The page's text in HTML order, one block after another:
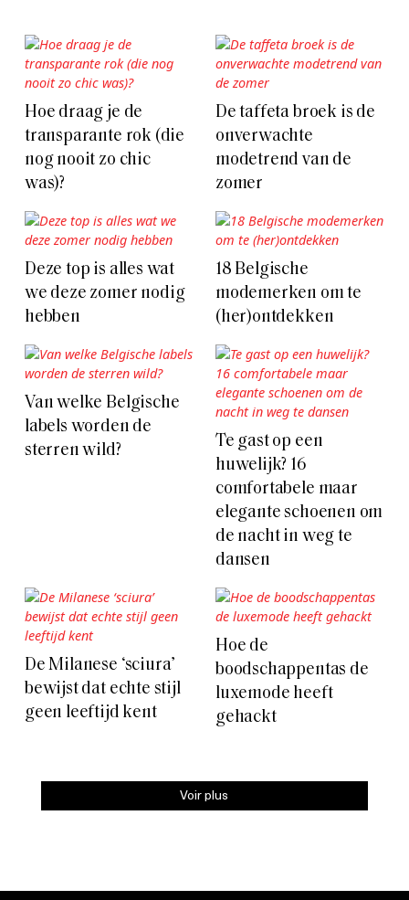
Hoe draag je de
transparante rok (die
nog nooit zo chic
was)?
De taffeta broek is de
onverwachte
modetrend van de
zomer
Deze top is alles wat
we deze zomer nodig
hebben
18 Belgische
modemerken om te
(her)ontdekken
Van welke Belgische
labels worden de
sterren wild?
Te gast op een
huwelijk? 16
comfortabele maar
elegante schoenen om
de nacht in weg te
dansen
De Milanese ‘sciura’
bewijst dat echte stijl
geen leeftijd kent
Hoe de
boodschappentas de
luxemode heeft
gehackt
Voir plus